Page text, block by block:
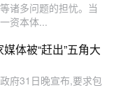
诸多问题的担忧。当
资本体...
体被“赶出”五角大
府31日晚宣布,要求包